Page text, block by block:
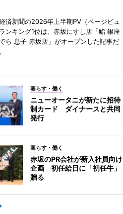
済新聞の2026年上半期PV（ページビュ
ンキング1位は、赤坂にすし店「鮨 銀座
ら 息子 赤坂店」がオープンした記事だ
暮らす・働く
ニューオータニが新たに招待
制カード ダイナースと共同
発行
暮らす・働く
赤坂のPR会社が新入社員向け
企画 初任給日に「初任牛」
贈る